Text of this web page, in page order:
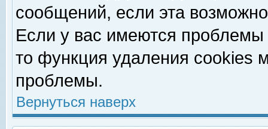
сообщений, если эта
Если у вас имеются
то функция удаления cookies
проблемы.
Вернуться наверх